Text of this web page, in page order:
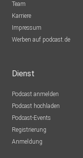
Team
Karriere
Impressum
Werben auf podcast.de
Dienst
Podcast anmelden
Podcast hochladen
Podcast-Events
Registrierung
Anmeldung